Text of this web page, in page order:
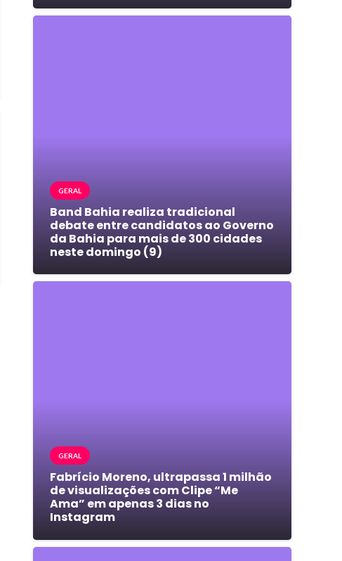
GERAL
Band Bahia realiza tradicional
debate entre candidatos ao Governo
da Bahia para mais de 300 cidades
neste domingo (9)
GERAL
Fabrício Moreno, ultrapassa 1 milhão
de visualizações com Clipe “Me
Ama” em apenas 3 dias no
Instagram